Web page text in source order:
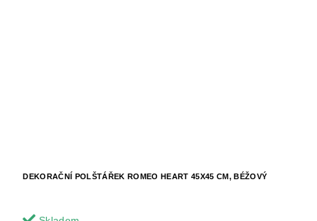
DEKORAČNÍ POLŠTÁŘEK ROMEO HEART 45X45 CM, BÉŽOVÝ